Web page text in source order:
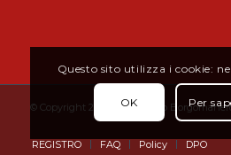
© Copyright 2019 - Don Bosco
REGISTRO FAQ Policy DPO
Questo sito utilizza i cookie:
OK Per